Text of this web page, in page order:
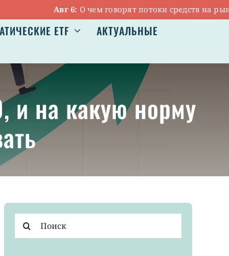
Авг 6:О чем говорят потоки средств на рынке
ETF
АКТУАЛЬНЫЕ
и на какую норму
поиска: